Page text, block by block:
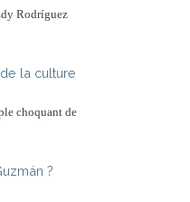
Rodríguez
la culture
choquant de
?